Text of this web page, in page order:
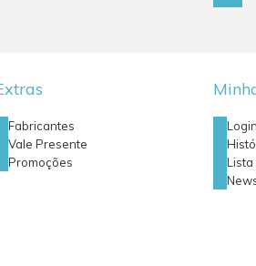
Fabricantes
Vale Presente
Promoções
Login
Lista